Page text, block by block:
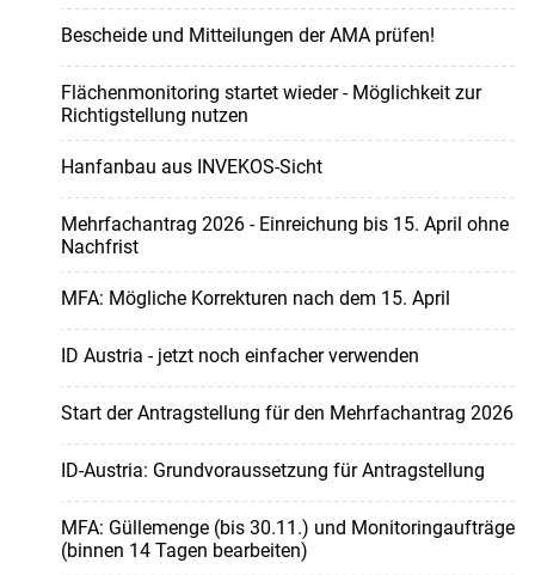
Bescheide und Mitteilungen der AMA prüfen!
Flächenmonitoring startet wieder - Möglichkeit zur
Richtigstellung nutzen
Hanfanbau aus INVEKOS-Sicht
Mehrfachantrag 2026 - Einreichung bis 15. April ohne
Nachfrist
MFA: Mögliche Korrekturen nach dem 15. April
ID Austria - jetzt noch einfacher verwenden
Start der Antragstellung für den Mehrfachantrag 2026
ID-Austria: Grundvoraussetzung für Antragstellung
MFA: Güllemenge (bis 30.11.) und Monitoringaufträge
(binnen 14 Tagen bearbeiten)